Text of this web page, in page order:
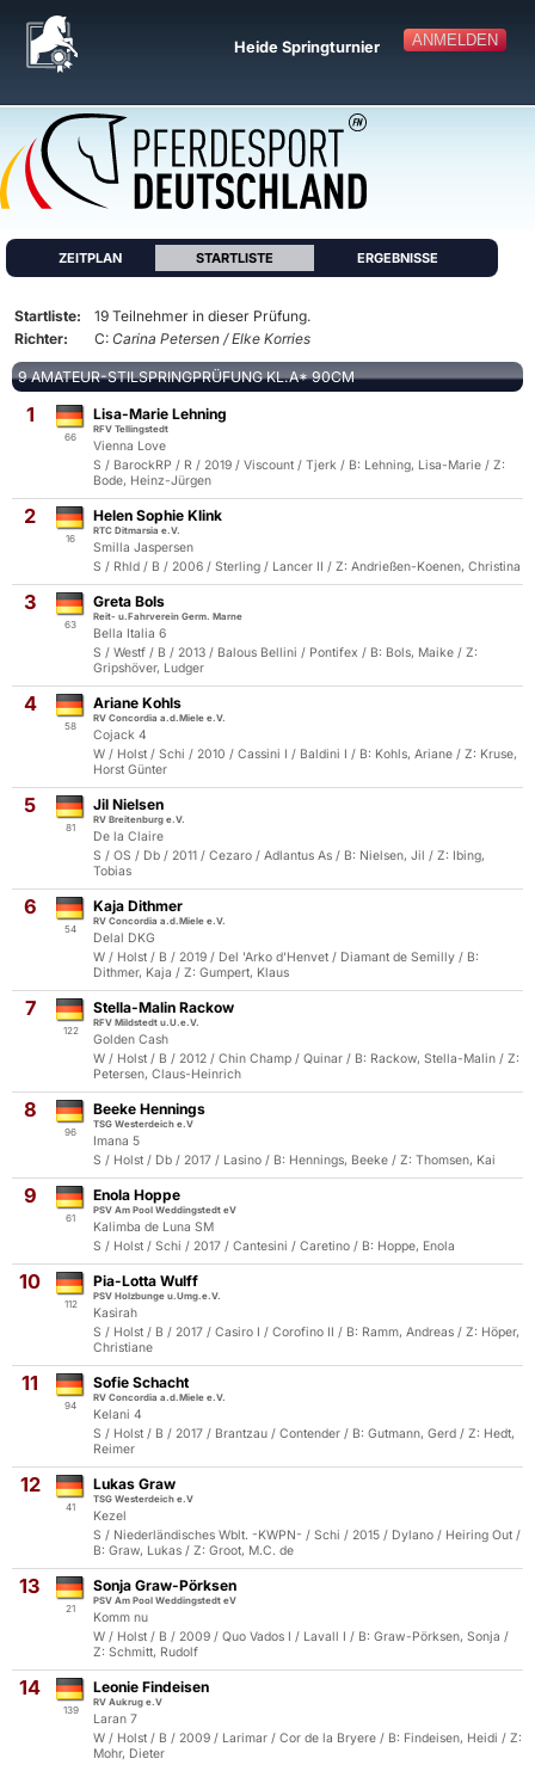
ANMELDEN
Heide Springturnier
ZEITPLAN STARTLISTE ERGEBNISSE
Startliste:
19 Teilnehmer in dieser Prüfung.
Richter:
C: Carina Petersen / Elke Korries
9 AMATEUR-STILSPRINGPRÜFUNG KL.A* 90CM
1
66
Lisa-Marie Lehning
RFV Tellingstedt
Vienna Love
S / BarockRP / R / 2019 / Viscount / Tjerk / B: Lehning, Lisa-Marie / Z:
Bode, Heinz-Jürgen
2
16
Helen Sophie Klink
RTC Ditmarsia e.V.
Smilla Jaspersen
S / Rhld / B / 2006 / Sterling / Lancer II / Z: Andrießen-Koenen, Christina
3
63
Greta Bols
Reit- u.Fahrverein Germ. Marne
Bella Italia 6
S / Westf / B / 2013 / Balous Bellini / Pontifex / B: Bols, Maike / Z:
Gripshöver, Ludger
4
58
Ariane Kohls
RV Concordia a.d.Miele e.V.
Cojack 4
W / Holst / Schi / 2010 / Cassini I / Baldini I / B: Kohls, Ariane / Z: Kruse,
Horst Günter
5
81
Jil Nielsen
RV Breitenburg e.V.
De la Claire
S / OS / Db / 2011 / Cezaro / Adlantus As / B: Nielsen, Jil / Z: Ibing,
Tobias
6
54
Kaja Dithmer
RV Concordia a.d.Miele e.V.
Delal DKG
W / Holst / B / 2019 / Del 'Arko d'Henvet / Diamant de Semilly / B:
Dithmer, Kaja / Z: Gumpert, Klaus
7
122
Stella-Malin Rackow
RFV Mildstedt u.U.e.V.
Golden Cash
W / Holst / B / 2012 / Chin Champ / Quinar / B: Rackow, Stella-Malin / Z:
Petersen, Claus-Heinrich
8
96
Beeke Hennings
TSG Westerdeich e.V
Imana 5
S / Holst / Db / 2017 / Lasino / B: Hennings, Beeke / Z: Thomsen, Kai
9
61
Enola Hoppe
PSV Am Pool Weddingstedt eV
Kalimba de Luna SM
S / Holst / Schi / 2017 / Cantesini / Caretino / B: Hoppe, Enola
10
112
Pia-Lotta Wulff
PSV Holzbunge u.Umg.e.V.
Kasirah
S / Holst / B / 2017 / Casiro I / Corofino II / B: Ramm, Andreas / Z: Höper,
Christiane
11
94
Sofie Schacht
RV Concordia a.d.Miele e.V.
Kelani 4
S / Holst / B / 2017 / Brantzau / Contender / B: Gutmann, Gerd / Z: Hedt,
Reimer
12
41
Lukas Graw
TSG Westerdeich e.V
Kezel
S / Niederländisches Wblt. -KWPN- / Schi / 2015 / Dylano / Heiring Out /
B: Graw, Lukas / Z: Groot, M.C. de
13
21
Sonja Graw-Pörksen
PSV Am Pool Weddingstedt eV
Komm nu
W / Holst / B / 2009 / Quo Vados I / Lavall I / B: Graw-Pörksen, Sonja /
Z: Schmitt, Rudolf
14
139
Leonie Findeisen
RV Aukrug e.V
Laran 7
W / Holst / B / 2009 / Larimar / Cor de la Bryere / B: Findeisen, Heidi / Z:
Mohr, Dieter